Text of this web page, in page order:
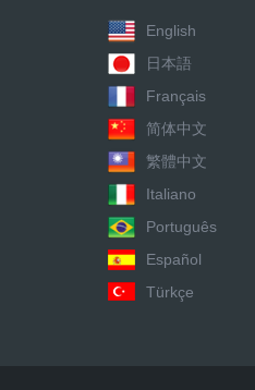
English
日本語
Français
简体中文
繁體中文
Italiano
Português
Español
Türkçe